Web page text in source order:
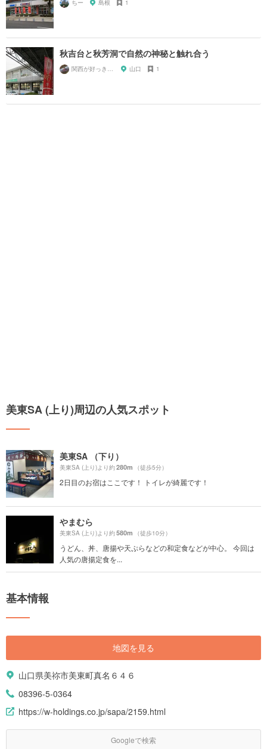
ちー 島根 1
秋吉台と秋芳洞で自然の神秘と触れ合う
関西が好っきゃねん 山口 1
美東SA (上り)周辺の人気スポット
美東SA （下り）
美東SA (上り)より約280m （徒歩5分）
2日目のお宿はここです！ トイレが綺麗です！
やまむら
美東SA (上り)より約580m （徒歩10分）
うどん、丼、唐揚や天ぷらなどの和定食などが中心。 今回は
人気の唐揚定食を...
基本情報
地図を見る
山口県美祢市美東町真名６４６
08396-5-0364
https://w-holdings.co.jp/sapa/2159.html
Googleで検索